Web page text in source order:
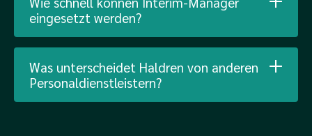
eingesetzt werden?
Was unterscheidet Haldren von anderen
Personaldienstleistern?